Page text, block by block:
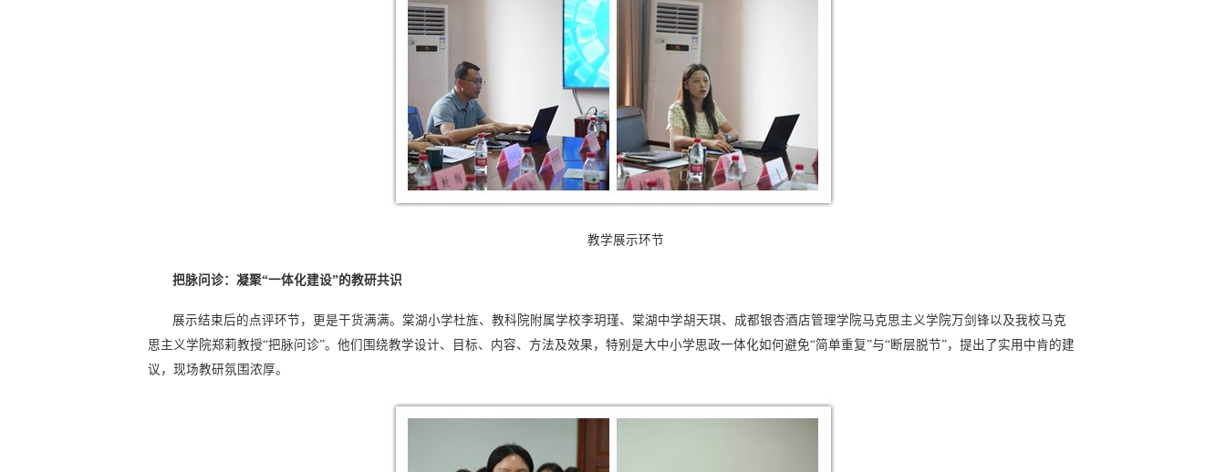
教学展示环节
把脉问诊：凝聚“一体化建设”的教研共识
展示结束后的点评环节，更是干货满满。棠湖小学杜旌、教科院附属学校李玥瑾、棠湖中学胡天琪、成都银杏酒店管理学院马克思主义学院万剑锋以及我校马克
思主义学院郑莉教授“把脉问诊”。他们围绕教学设计、目标、内容、方法及效果，特别是大中小学思政一体化如何避免“简单重复”与“断层脱节”，提出了实用中肯的建
议，现场教研氛围浓厚。